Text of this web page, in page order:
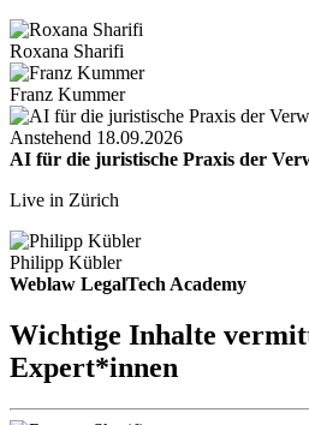
Roxana Sharifi
Franz Kummer
Anstehend 18.09.2026
AI für die juristische Praxis der
Live in Zürich
Philipp Kübler
Weblaw LegalTech Academy
Wichtige Inhalte
Expert*innen